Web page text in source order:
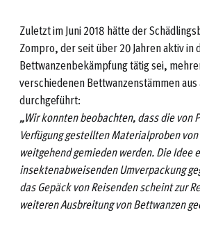
Zuletzt im Juni 2018 hätte der
Zompro, der seit über 20 Jahren aktiv in
Bettwanzenbekämpfung tätig sei,
verschiedenen Bettwanzenstämmen
durchgeführt:
„Wir konnten beobachten, dass die von
Verfügung gestellten Materialproben
weitgehend gemieden werden. Die Idee
insektenabweisenden Umverpackung
das Gepäck von Reisenden scheint zur
weiteren Ausbreitung von Bettwanzen